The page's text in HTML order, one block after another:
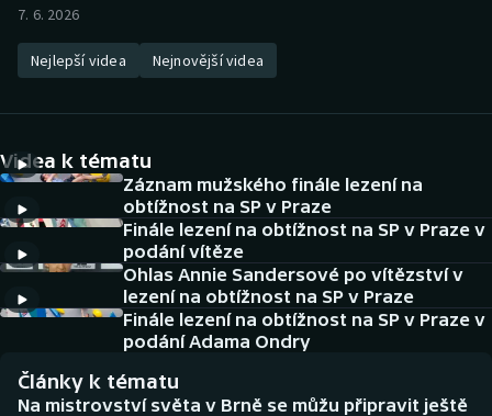
Atletika
DALŠÍ SPORTY
Americký fotbal
Baseball a softbal
Biatlon
NEPŘEHLÉDNĚTE
Historické návraty
Aplikace ČT sport
7. 6. 2026
Nejlepší videa Nejnovější videa
Videa k tématu
Záznam mužského finále lezení na
obtížnost na SP v Praze
Finále lezení na obtížnost na SP v Praze v
podání vítěze
Ohlas Annie Sandersové po vítězství v
lezení na obtížnost na SP v Praze
Finále lezení na obtížnost na SP v Praze v
podání Adama Ondry
Články k tématu
Na mistrovství světa v Brně se můžu připravit ještě